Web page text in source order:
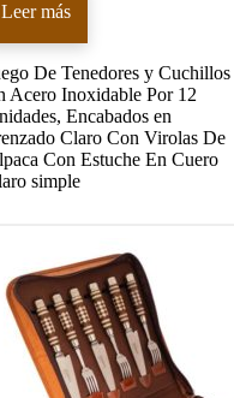
Leer más
De Tenedores y Cuchillos
Acero Inoxidable Por 12
Encabados en
Claro Con Virolas De
Con Estuche En Cuero
simple